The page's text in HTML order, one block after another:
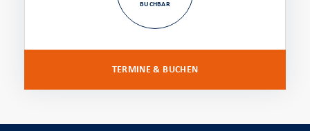
BUCHBAR
TERMINE & BUCHEN